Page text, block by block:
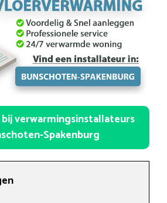
bij verwarmingsinstallateurs
Spakenburg